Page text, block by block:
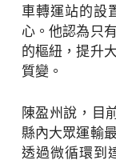
車轉運站的設
心。他認為只
的樞紐，提升
質變。
陳盈州說，目
縣內大眾運輸
透過微循環到